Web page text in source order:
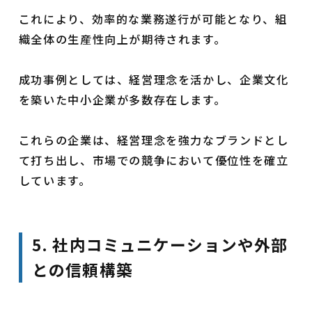
これにより、効率的な業務遂行が可能となり、組
織全体の生産性向上が期待されます。
成功事例としては、経営理念を活かし、企業文化
を築いた中小企業が多数存在します。
これらの企業は、経営理念を強力なブランドとし
て打ち出し、市場での競争において優位性を確立
しています。
5. 社内コミュニケーションや外部
との信頼構築